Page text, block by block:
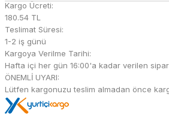
Kargo Ücreti:
180.54 TL
Teslimat Süresi:
1-2 iş günü
Kargoya Verilme Tarihi:
Hafta içi her gün 16:00'a kadar verilen
ÖNEMLİ UYARI:
Lütfen kargonuzu teslim almadan önce